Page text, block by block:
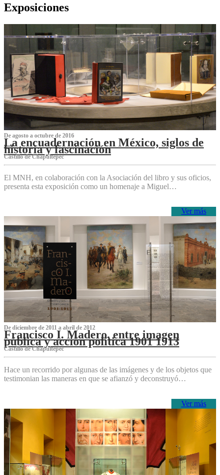
Exposiciones
De agosto a octubre de 2016
La encuadernación en México, siglos de
historia y fascinación
Castillo de Chapultepec
El MNH, en colaboración con la Asociación del libro y sus oficios,
presenta esta exposición como un homenaje a Miguel…
Ver más
De diciembre de 2011 a abril de 2012
Francisco I. Madero, entre imagen
pública y acción política 1901 1913
Castillo de Chapultepec
Hace un recorrido por algunas de las imágenes y de los objetos que
testimonian las maneras en que se afianzó y deconstruyó…
Ver más